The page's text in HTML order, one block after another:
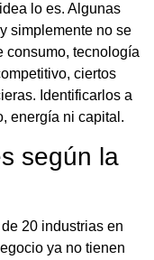
lo es. Algunas
simplemente no se
consumo, tecnología
ciertos
Identificarlos a
energía ni capital.
según la
20 industrias en
ya no tienen